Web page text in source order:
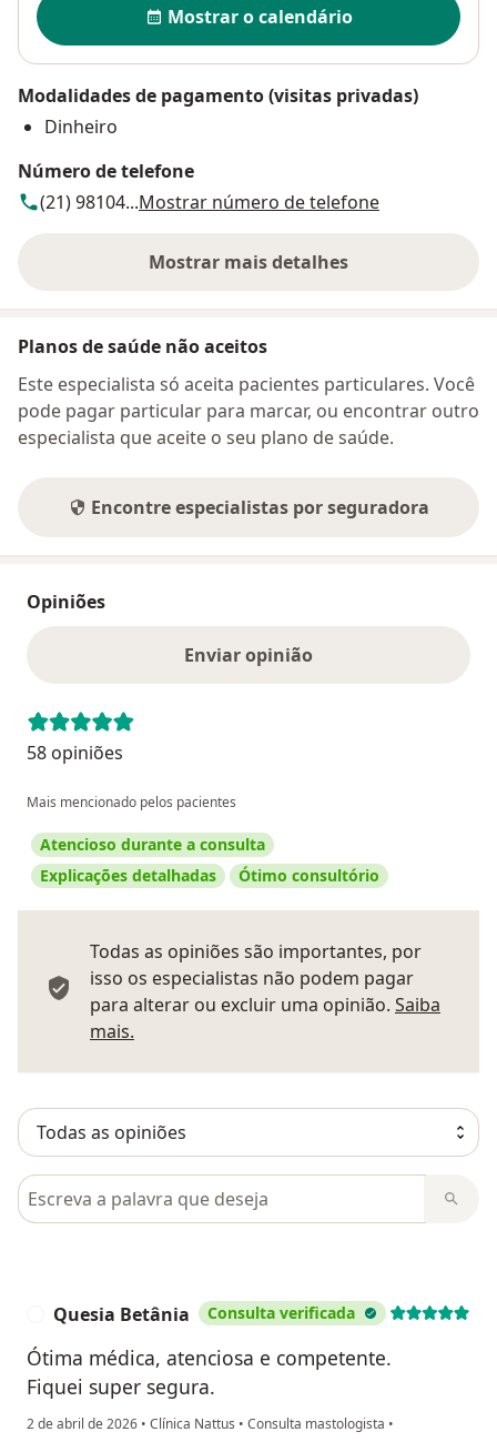
Mostrar o calendário
Modalidades de pagamento (visitas privadas)
Dinheiro
Número de telefone
(21) 98104...Mostrar número de telefone
Mostrar mais detalhes
sobre o endereço
Planos de saúde não aceitos
Este especialista só aceita pacientes particulares. Você
pode pagar particular para marcar, ou encontrar outro
especialista que aceite o seu plano de saúde.
Encontre especialistas por seguradora
Opiniões
Enviar opinião
58 opiniões
Mais mencionado pelos pacientes
Atencioso durante a consulta
Explicações detalhadas
Ótimo consultório
Todas as opiniões são importantes, por
isso os especialistas não podem pagar
para alterar ou excluir uma opinião. Saiba
mais.
Pesquisar em opiniões
Quesia Betânia Consulta verificada
Ótima médica, atenciosa e competente.
Fiquei super segura.
2 de abril de 2026 • Clínica Nattus • Consulta mastologista •